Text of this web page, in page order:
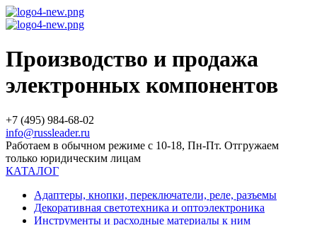
Производство и продажа
электронных компонентов
+7 (495) 984-68-02
info@russleader.ru
Работаем в обычном режиме с 10-18, Пн-Пт. Отгружаем
только юридическим лицам
КАТАЛОГ
Адаптеры, кнопки, переключатели, реле, разъемы
Декоративная светотехника и оптоэлектроника
Инструменты и расходные материалы к ним